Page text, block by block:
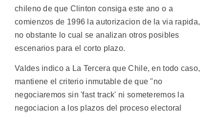
chileno de que Clinton consiga este ano o a
comienzos de 1996 la autorizacion de la via rapida,
no obstante lo cual se analizan otros posibles
escenarios para el corto plazo.
Valdes indico a La Tercera que Chile, en todo caso,
mantiene el criterio inmutable de que "no
negociaremos sin 'fast track' ni someteremos la
negociacion a los plazos del proceso electoral